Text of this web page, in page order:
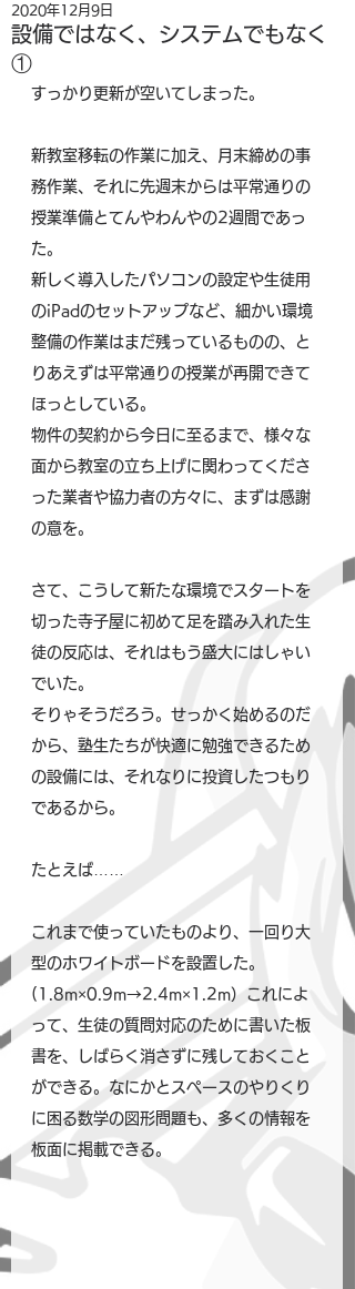
設備ではなく、システムでもなく
①
2020年12月9日
すっかり更新が空いてしまった。
新教室移転の作業に加え、月末締めの事
務作業、それに先週末からは平常通りの
授業準備とてんやわんやの2週間であっ
た。
新しく導入したパソコンの設定や生徒用
のiPadのセットアップなど、細かい環境
整備の作業はまだ残っているものの、と
りあえずは平常通りの授業が再開できて
ほっとしている。
物件の契約から今日に至るまで、様々な
面から教室の立ち上げに関わってくださ
った業者や協力者の方々に、まずは感謝
の意を。
さて、こうして新たな環境でスタートを
切った寺子屋に初めて足を踏み入れた生
徒の反応は、それはもう盛大にはしゃい
でいた。
そりゃそうだろう。せっかく始めるのだ
から、塾生たちが快適に勉強できるため
の設備には、それなりに投資したつもり
であるから。
たとえば……
これまで使っていたものより、一回り大
型のホワイトボードを設置した。
(1.8m×0.9m→2.4m×1.2m）これによ
って、生徒の質問対応のために書いた板
書を、しばらく消さずに残しておくこと
ができる。なにかとスペースのやりくり
に困る数学の図形問題も、多くの情報を
板面に掲載できる。